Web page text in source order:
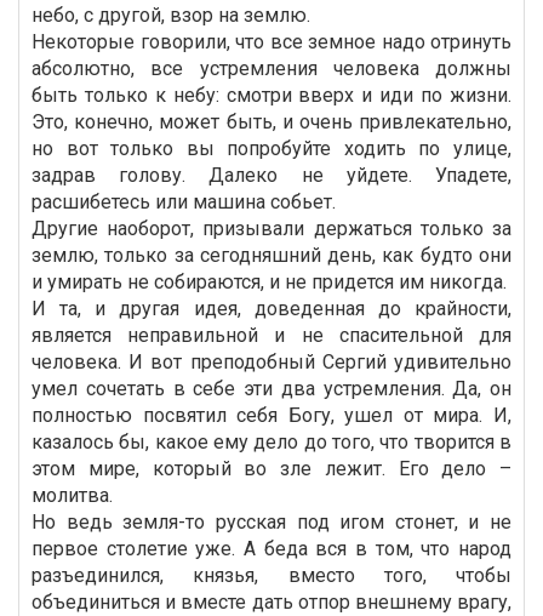
небо, с другой, взор на землю.
Некоторые говорили, что все земное надо отринуть
абсолютно, все устремления человека должны
быть только к небу: смотри вверх и иди по жизни.
Это, конечно, может быть, и очень привлекательно,
но вот только вы попробуйте ходить по улице,
задрав голову. Далеко не уйдете. Упадете,
расшибетесь или машина собьет.
Другие наоборот, призывали держаться только за
землю, только за сегодняшний день, как будто они
и умирать не собираются, и не придется им никогда.
И та, и другая идея, доведенная до крайности,
является неправильной и не спасительной для
человека. И вот преподобный Сергий удивительно
умел сочетать в себе эти два устремления. Да, он
полностью посвятил себя Богу, ушел от мира. И,
казалось бы, какое ему дело до того, что творится в
этом мире, который во зле лежит. Его дело –
молитва.
Но ведь земля-то русская под игом стонет, и не
первое столетие уже. А беда вся в том, что народ
разъединился, князья, вместо того, чтобы
объединиться и вместе дать отпор внешнему врагу,